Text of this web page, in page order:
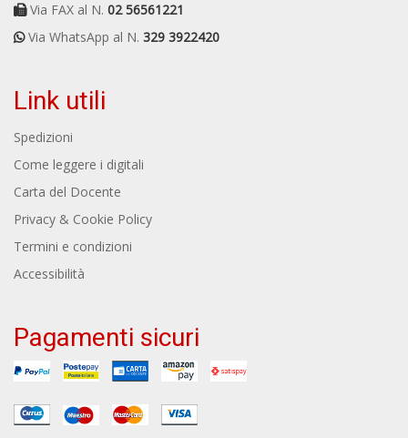
Via FAX al N. 02 56561221
Via WhatsApp al N. 329 3922420
Link utili
Spedizioni
Come leggere i digitali
Carta del Docente
Privacy & Cookie Policy
Termini e condizioni
Accessibilità
Pagamenti sicuri